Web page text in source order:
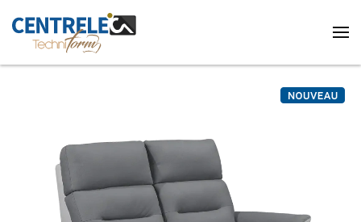
Accéder au contenu principal